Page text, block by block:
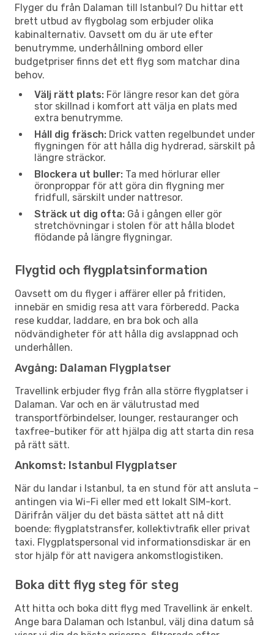
Flyger du från Dalaman till Istanbul? Du hittar ett
brett utbud av flygbolag som erbjuder olika
kabinalternativ. Oavsett om du är ute efter
benutrymme, underhållning ombord eller
budgetpriser finns det ett flyg som matchar dina
behov.
Välj rätt plats: För längre resor kan det göra
stor skillnad i komfort att välja en plats med
extra benutrymme.
Håll dig fräsch: Drick vatten regelbundet under
flygningen för att hålla dig hydrerad, särskilt på
längre sträckor.
Blockera ut buller: Ta med hörlurar eller
öronproppar för att göra din flygning mer
fridfull, särskilt under nattresor.
Sträck ut dig ofta: Gå i gången eller gör
stretchövningar i stolen för att hålla blodet
flödande på längre flygningar.
Flygtid och flygplatsinformation
Oavsett om du flyger i affärer eller på fritiden,
innebär en smidig resa att vara förberedd. Packa
rese kuddar, laddare, en bra bok och alla
nödvändigheter för att hålla dig avslappnad och
underhållen.
Avgång: Dalaman Flygplatser
Travellink erbjuder flyg från alla större flygplatser i
Dalaman. Var och en är välutrustad med
transportförbindelser, lounger, restauranger och
taxfree-butiker för att hjälpa dig att starta din resa
på rätt sätt.
Ankomst: Istanbul Flygplatser
När du landar i Istanbul, ta en stund för att ansluta –
antingen via Wi-Fi eller med ett lokalt SIM-kort.
Därifrån väljer du det bästa sättet att nå ditt
boende: flygplatstransfer, kollektivtrafik eller privat
taxi. Flygplatspersonal vid informationsdiskar är en
stor hjälp för att navigera ankomstlogistiken.
Boka ditt flyg steg för steg
Att hitta och boka ditt flyg med Travellink är enkelt.
Ange bara Dalaman och Istanbul, välj dina datum så